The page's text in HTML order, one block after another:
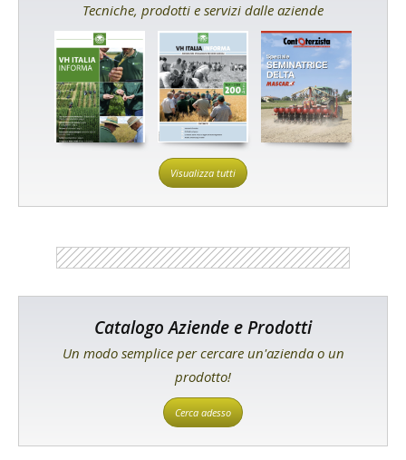
Tecniche, prodotti e servizi dalle aziende
Visualizza tutti
Catalogo Aziende e Prodotti
Un modo semplice per cercare un'azienda o un
prodotto!
Cerca adesso